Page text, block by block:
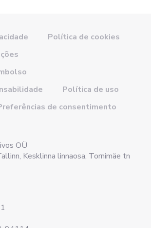
Política de cookies
Política de uso
de consentimento
OÜ
Kesklinna linnaosa, Tornimäe tn